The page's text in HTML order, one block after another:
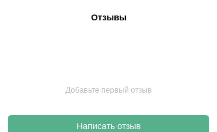
Отзывы
Добавьте первый отзыв
Написать отзыв